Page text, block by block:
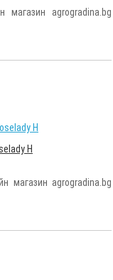
agrogradina.bg
H
магазин agrogradina.bg